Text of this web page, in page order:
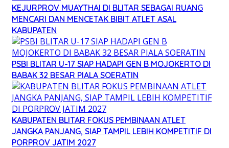
KEJURPROV MUAYTHAI DI BLITAR SEBAGAI RUANG
MENCARI DAN MENCETAK BIBIT ATLET ASAL
KABUPATEN
PSBI BLITAR U-17 SIAP HADAPI GEN B MOJOKERTO DI
BABAK 32 BESAR PIALA SOERATIN
KABUPATEN BLITAR FOKUS PEMBINAAN ATLET
JANGKA PANJANG, SIAP TAMPIL LEBIH KOMPETITIF DI
PORPROV JATIM 2027